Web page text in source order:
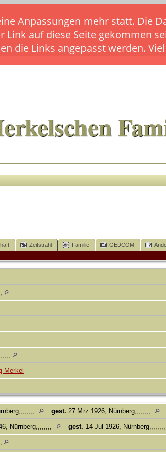
Anpassungen mehr statt. Die
auf diese Seite gekommen
die Links angepasst werden.
Zeitstrahl Familie GEDCOM
Merkel
gest. 27 Mrz 1926, Nürnberg,,,,,,,,
Nürnberg,,,,,,,, gest. 14 Jul 1926, Nürnberg,,,,,,,,